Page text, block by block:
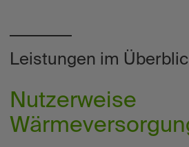
Leistungen im
Nutzerweise